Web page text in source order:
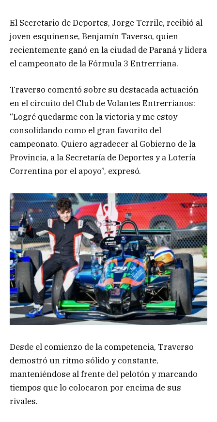
El Secretario de Deportes, Jorge Terrile, recibió al
joven esquinense, Benjamín Taverso, quien
recientemente ganó en la ciudad de Paraná y lidera
el campeonato de la Fórmula 3 Entrerriana.
Traverso comentó sobre su destacada actuación
en el circuito del Club de Volantes Entrerrianos:
“Logré quedarme con la victoria y me estoy
consolidando como el gran favorito del
campeonato. Quiero agradecer al Gobierno de la
Provincia, a la Secretaría de Deportes y a Lotería
Correntina por el apoyo”, expresó.
Desde el comienzo de la competencia, Traverso
demostró un ritmo sólido y constante,
manteniéndose al frente del pelotón y marcando
tiempos que lo colocaron por encima de sus
rivales.